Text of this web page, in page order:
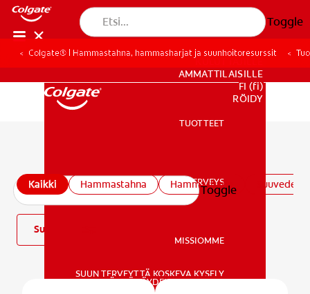
Toggle
SUUN TERVEYS
MISSIOMME
KULUTTAJILLE
AMMATTILAISILLE
FI (fi)
REKISTERÖIDY
TUOTTEET
SUUN TERVEYS
MISSIOMME
SUUN TERVEYTTÄ KOSKEVA KYSELY
LÖYDÄ TÄYDELLINEN TUOTE
Toggle
Colgate® | Hammastahna, hammasharjat ja suunhoitoresurssit
Kaikki Hammastahna Hammasharja Suuvedet
Suodatin